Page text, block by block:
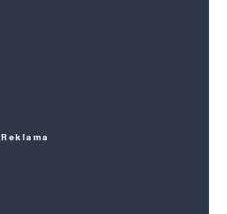
Reklama